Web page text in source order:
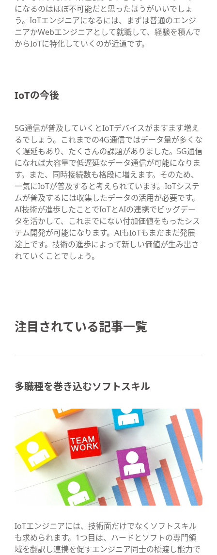
になるのはほぼ不可能だと思ったほうがいいでしょ
う。IoTエンジニアになるには、まずは普通のエンジ
ニアかWebエンジニアとして就職して、経験を積んで
からIoTに特化していくのが近道です。
IoTの今後
5G通信が普及していくとIoTデバイスがますます増え
るでしょう。これまでの4G通信ではデータ量が多くな
く遅延もあり、たくさんの課題がありました。5G通信
になれば大容量で低遅延なデータ通信が可能になりま
す。また、同時接続数も格段に増えます。そのため、
一気にIoTが普及すると考えられています。IoTシステ
ムが普及するには収集したデータの活用が必要です。
AI技術が進歩したことでIoTとAIの連携でビッグデー
タを活かして、これまでにない付加価値をもったシス
テム開発が可能になります。AIもIoTもまだまだ発展
途上です。技術の進歩によって新しい価値が生み出さ
れていくことでしょう。
注目されている記事一覧
多職種を巻き込むソフトスキル
IoTエンジニアには、技術面だけでなくソフトスキル
も求められます。1つ目は、ハードとソフトの専門領
域を翻訳し連携を促すエンジニア同士の橋渡し能力で